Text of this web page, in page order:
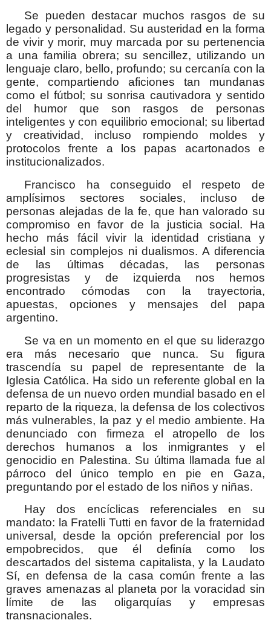
Se pueden destacar muchos rasgos de su
legado y personalidad. Su austeridad en la forma
de vivir y morir, muy marcada por su pertenencia
a una familia obrera; su sencillez, utilizando un
lenguaje claro, bello, profundo; su cercanía con la
gente, compartiendo aficiones tan mundanas
como el fútbol; su sonrisa cautivadora y sentido
del humor que son rasgos de personas
inteligentes y con equilibrio emocional; su libertad
y creatividad, incluso rompiendo moldes y
protocolos frente a los papas acartonados e
institucionalizados.
Francisco ha conseguido el respeto de
amplísimos sectores sociales, incluso de
personas alejadas de la fe, que han valorado su
compromiso en favor de la justicia social. Ha
hecho más fácil vivir la identidad cristiana y
eclesial sin complejos ni dualismos. A diferencia
de las últimas décadas, las personas
progresistas y de izquierda nos hemos
encontrado cómodas con la trayectoria,
apuestas, opciones y mensajes del papa
argentino.
Se va en un momento en el que su liderazgo
era más necesario que nunca. Su figura
trascendía su papel de representante de la
Iglesia Católica. Ha sido un referente global en la
defensa de un nuevo orden mundial basado en el
reparto de la riqueza, la defensa de los colectivos
más vulnerables, la paz y el medio ambiente. Ha
denunciado con firmeza el atropello de los
derechos humanos a los inmigrantes y el
genocidio en Palestina. Su última llamada fue al
párroco del único templo en pie en Gaza,
preguntando por el estado de los niños y niñas.
Hay dos encíclicas referenciales en su
mandato: la Fratelli Tutti en favor de la fraternidad
universal, desde la opción preferencial por los
empobrecidos, que él definía como los
descartados del sistema capitalista, y la Laudato
Sí, en defensa de la casa común frente a las
graves amenazas al planeta por la voracidad sin
límite de las oligarquías y empresas
transnacionales.